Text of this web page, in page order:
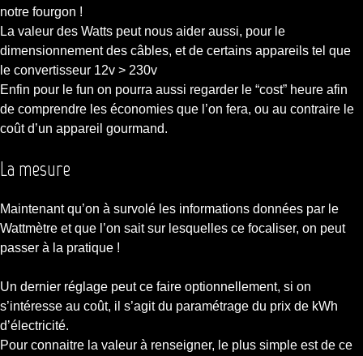
notre fourgon !
La valeur des Watts peut nous aider aussi, pour le
dimensionnement des câbles, et de certains appareils tel que
le convertisseur 12v > 230v
Enfin pour le fun on pourra aussi regarder le “cost” heure afin
de comprendre les économies que l’on fera, ou au contraire le
coût d’un appareil gourmand.
La mesure
Maintenant qu’on à survolé les informations données par le
Wattmètre et que l’on sait sur lesquelles ce focaliser, on peut
passer à la pratique !
Un dernier réglage peut ce faire optionnellement, si on
s’intéresse au coût, il s’agit du paramétrage du prix de kWh
d’électricité.
Pour connaitre la valeur à renseigner, le plus simple est de ce